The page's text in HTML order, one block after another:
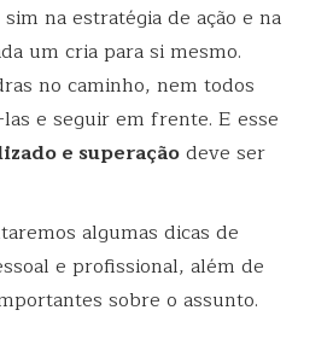
na estratégia de ação e na
um cria para si mesmo.
no caminho, nem todos
e seguir em frente. E esse
e superaçãodeve ser
algumas dicas de
e profissional, além de
sobre o assunto.